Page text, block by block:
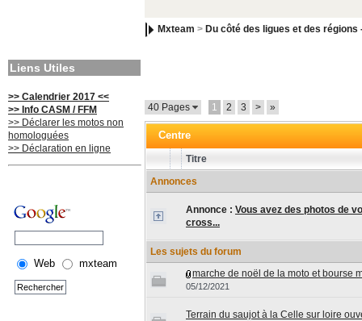
Liens Utiles
>> Calendrier 2017 <<
>> Info CASM / FFM
>> Déclarer les motos non
homologuées
>> Déclaration en ligne
Web mxteam
Mxteam > Du côté des ligues et des régions
40 Pages 1 2 3 > »
Centre
Titre
Annonces
Annonce : Vous avez des photos de
cross...
Les sujets du forum
marche de noël de la moto et bourse
05/12/2021
Terrain du saujot à la Celle sur loire